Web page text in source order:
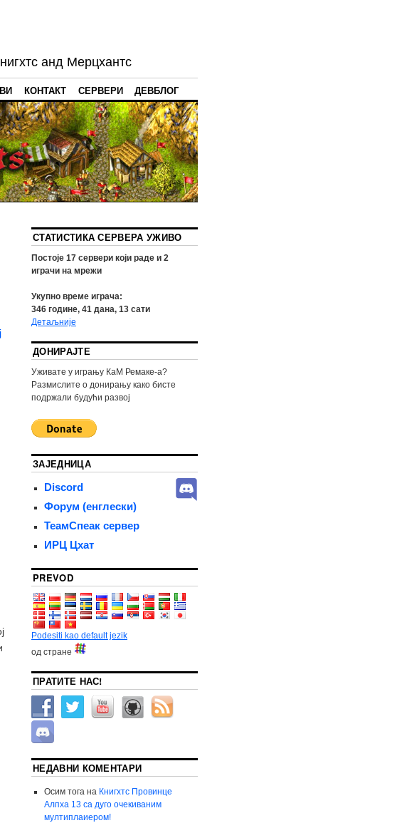
анд Мерцхантс
КОНТАКТ СЕРВЕРИ ДЕВБЛОГ
СТАТИСТИКА СЕРВЕРА УЖИВО
Постоје 17сервери који раде и 2
играчи на мрежи
Укупно време играча:
346године, 41дана, 13сати
Детаљније
ДОНИРАЈТЕ
Уживате у игрању КаМ Ремаке-а?
Размислите о донирању како бисте
подржали будући развој
ЗАЈЕДНИЦА
Discord
Форум (енглески)
ТеамСпеак сервер
ИРЦ Цхат
PREVOD
Podesiti kao default jezik
од стране
ПРАТИТЕ НАС!
НЕДАВНИ КОМЕНТАРИ
Осим тога на Книгхтс Провинце
Алпха 13 са дуго очекиваним
мултиплаиером!